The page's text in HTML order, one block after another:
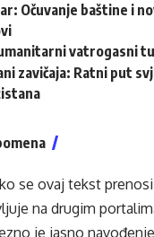
Očuvanje baštine i
vatrogasni
zavičaja: Ratni put
se ovaj tekst
na drugim
je jasno